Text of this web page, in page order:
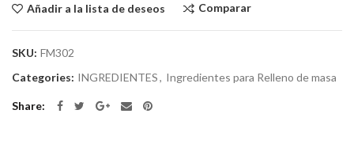
Añadir a la lista de deseos Comparar
SKU: FM302
Categories: INGREDIENTES, Ingredientes para Relleno de masa
Share